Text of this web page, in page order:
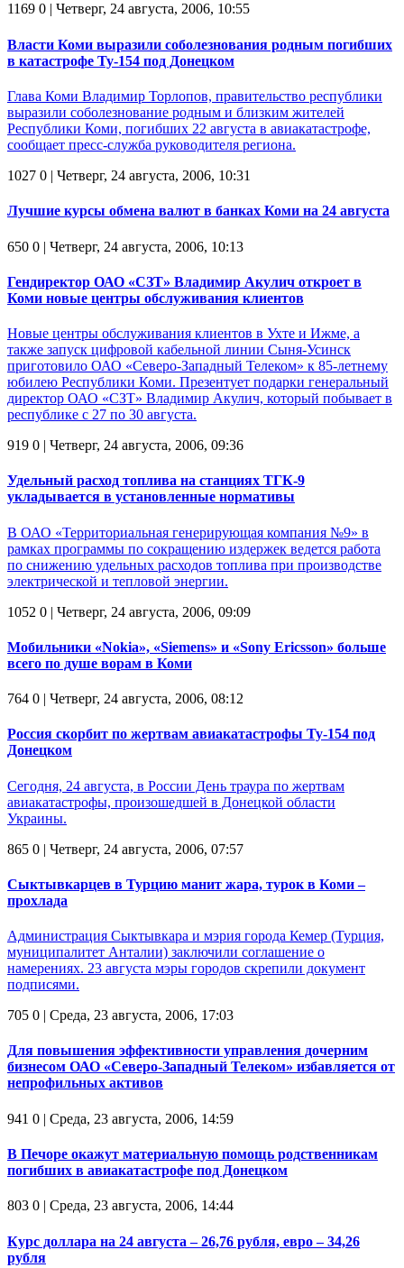
1169 0 | Четверг, 24 августа, 2006, 10:55
Власти Коми выразили соболезнования родным погибших
в катастрофе Ту-154 под Донецком
Глава Коми Владимир Торлопов, правительство республики
выразили соболезнование родным и близким жителей
Республики Коми, погибших 22 августа в авиакатастрофе,
сообщает пресс-служба руководителя региона.
1027 0 | Четверг, 24 августа, 2006, 10:31
Лучшие курсы обмена валют в банках Коми на 24 августа
650 0 | Четверг, 24 августа, 2006, 10:13
Гендиректор ОАО «СЗТ» Владимир Акулич откроет в
Коми новые центры обслуживания клиентов
Новые центры обслуживания клиентов в Ухте и Ижме, а
также запуск цифровой кабельной линии Сыня-Усинск
приготовило ОАО «Северо-Западный Телеком» к 85-летнему
юбилею Республики Коми. Презентует подарки генеральный
директор ОАО «СЗТ» Владимир Акулич, который побывает в
республике с 27 по 30 августа.
919 0 | Четверг, 24 августа, 2006, 09:36
Удельный расход топлива на станциях ТГК-9
укладывается в установленные нормативы
В ОАО «Территориальная генерирующая компания №9» в
рамках программы по сокращению издержек ведется работа
по снижению удельных расходов топлива при производстве
электрической и тепловой энергии.
1052 0 | Четверг, 24 августа, 2006, 09:09
Мобильники «Nokia», «Siemens» и «Sony Ericsson» больше
всего по душе ворам в Коми
764 0 | Четверг, 24 августа, 2006, 08:12
Россия скорбит по жертвам авиакатастрофы Ту-154 под
Донецком
Сегодня, 24 августа, в России День траура по жертвам
авиакатастрофы, произошедшей в Донецкой области
Украины.
865 0 | Четверг, 24 августа, 2006, 07:57
Сыктывкарцев в Турцию манит жара, турок в Коми –
прохлада
Администрация Сыктывкара и мэрия города Кемер (Турция,
муниципалитет Анталии) заключили соглашение о
намерениях. 23 августа мэры городов скрепили документ
подписями.
705 0 | Среда, 23 августа, 2006, 17:03
Для повышения эффективности управления дочерним
бизнесом ОАО «Северо-Западный Телеком» избавляется от
непрофильных активов
941 0 | Среда, 23 августа, 2006, 14:59
В Печоре окажут материальную помощь родственникам
погибших в авиакатастрофе под Донецком
803 0 | Среда, 23 августа, 2006, 14:44
Курс доллара на 24 августа – 26,76 рубля, евро – 34,26
рубля